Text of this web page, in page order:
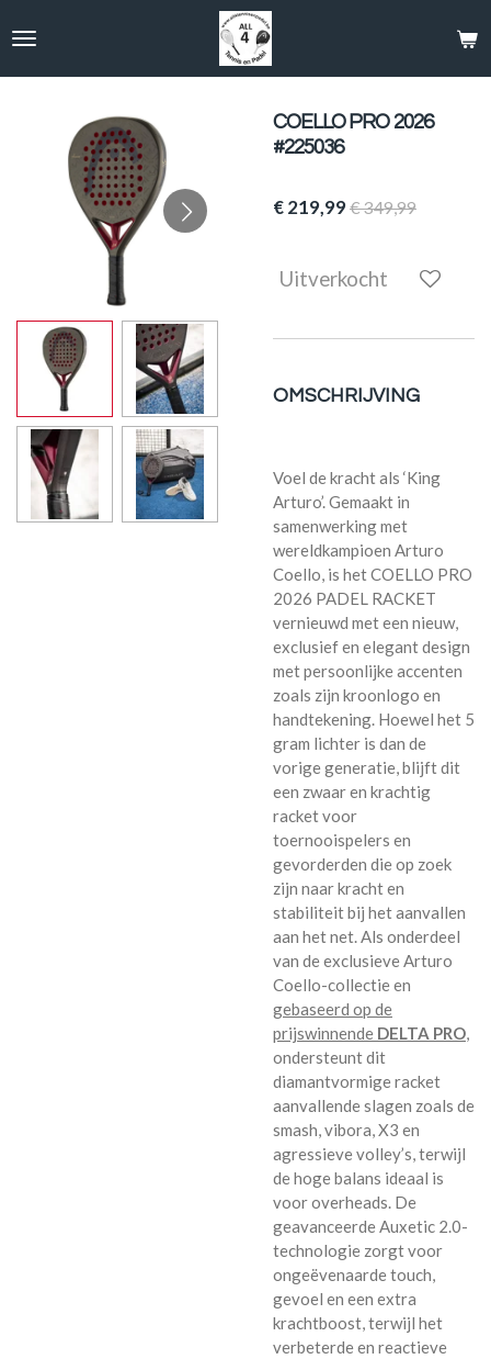
direct
hoofdinhoud
COELLO PRO 2026
#225036
€ 219,99 € 349,99
Uitverkocht
OMSCHRIJVING
Voel de kracht als ‘King
Arturo’. Gemaakt in
samenwerking met
wereldkampioen Arturo
Coello, is het COELLO PRO
2026 PADEL RACKET
vernieuwd met een nieuw,
exclusief en elegant design
met persoonlijke accenten
zoals zijn kroonlogo en
handtekening. Hoewel het 5
gram lichter is dan de
vorige generatie, blijft dit
een zwaar en krachtig
racket voor
toernooispelers en
gevorderden die op zoek
zijn naar kracht en
stabiliteit bij het aanvallen
aan het net. Als onderdeel
van de exclusieve Arturo
Coello-collectie en
gebaseerd op de
prijswinnende DELTA PRO,
ondersteunt dit
diamantvormige racket
aanvallende slagen zoals de
smash, vibora, X3 en
agressieve volley’s, terwijl
de hoge balans ideaal is
voor overheads. De
geavanceerde Auxetic 2.0-
technologie zorgt voor
ongeëvenaarde touch,
gevoel en een extra
krachtboost, terwijl het
verbeterde en reactieve